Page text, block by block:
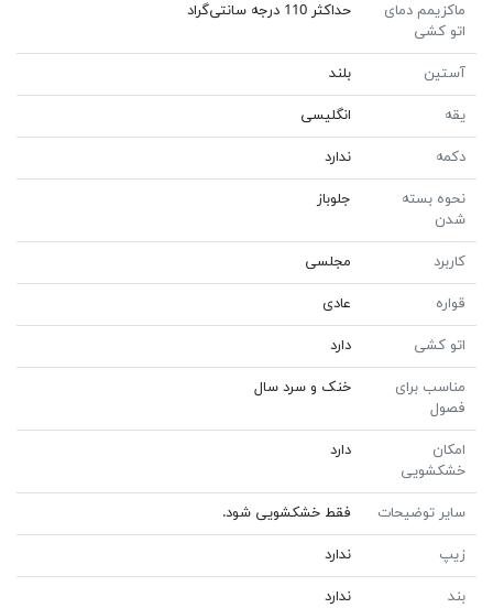
ماکزیمم دمای
اتو کشی
حداکثر 110 درجه سانتی‌گراد
آستین بلند
یقه انگلیسی
دکمه ندارد
نحوه بسته
شدن
جلوباز
کاربرد مجلسی
قواره عادی
اتو کشی دارد
مناسب برای
فصول
خنک و سرد سال
امکان
خشکشویی
دارد
سایر توضیحات فقط خشکشویی شود.
زیپ ندارد
بند ندارد